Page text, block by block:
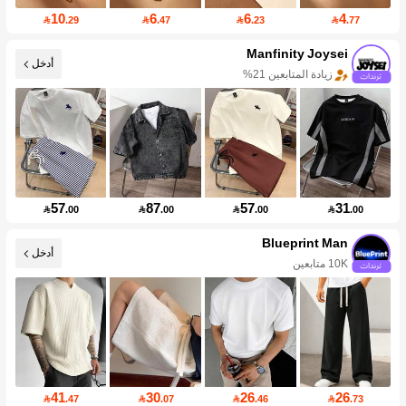
4.77
6.23
6.47
10.29
Manfinity Joysei
زيادة المتابعين 21%
أدخل
31.00
57.00
87.00
57.00
Blueprint Man
10K متابعين
أدخل
26.73
26.46
30.07
41.47